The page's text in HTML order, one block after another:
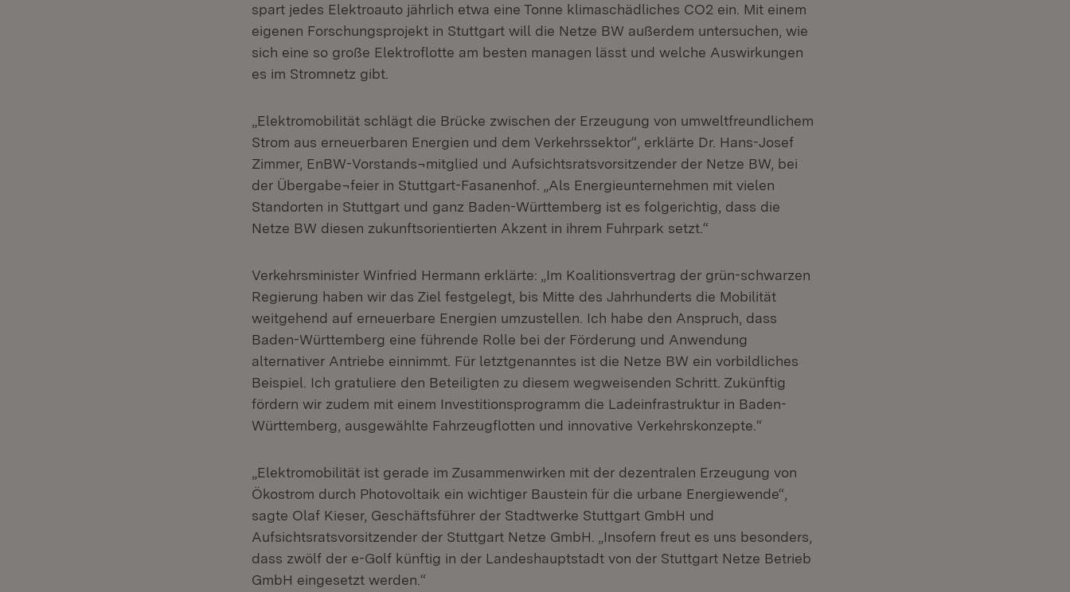
spart jedes Elektroauto jährlich etwa eine Tonne klimaschädliches CO2 ein. Mit einem
eigenen Forschungsprojekt in Stuttgart will die Netze BW außerdem untersuchen, wie
sich eine so große Elektroflotte am besten managen lässt und welche Auswirkungen
es im Stromnetz gibt.
„Elektromobilität schlägt die Brücke zwischen der Erzeugung von umweltfreundlichem
Strom aus erneuerbaren Energien und dem Verkehrssektor“, erklärte Dr. Hans-Josef
Zimmer, EnBW-Vorstands¬mitglied und Aufsichtsratsvorsitzender der Netze BW, bei
der Übergabe¬feier in Stuttgart-Fasanenhof. „Als Energieunternehmen mit vielen
Standorten in Stuttgart und ganz Baden-Württemberg ist es folgerichtig, dass die
Netze BW diesen zukunftsorientierten Akzent in ihrem Fuhrpark setzt.“
Verkehrsminister Winfried Hermann erklärte: „Im Koalitionsvertrag der grün-schwarzen
Regierung haben wir das Ziel festgelegt, bis Mitte des Jahrhunderts die Mobilität
weitgehend auf erneuerbare Energien umzustellen. Ich habe den Anspruch, dass
Baden-Württemberg eine führende Rolle bei der Förderung und Anwendung
alternativer Antriebe einnimmt. Für letztgenanntes ist die Netze BW ein vorbildliches
Beispiel. Ich gratuliere den Beteiligten zu diesem wegweisenden Schritt. Zukünftig
fördern wir zudem mit einem Investitionsprogramm die Ladeinfrastruktur in Baden-
Württemberg, ausgewählte Fahrzeugflotten und innovative Verkehrskonzepte.“
„Elektromobilität ist gerade im Zusammenwirken mit der dezentralen Erzeugung von
Ökostrom durch Photovoltaik ein wichtiger Baustein für die urbane Energiewende“,
sagte Olaf Kieser, Geschäftsführer der Stadtwerke Stuttgart GmbH und
Aufsichtsratsvorsitzender der Stuttgart Netze GmbH. „Insofern freut es uns besonders,
dass zwölf der e-Golf künftig in der Landeshauptstadt von der Stuttgart Netze Betrieb
GmbH eingesetzt werden.“